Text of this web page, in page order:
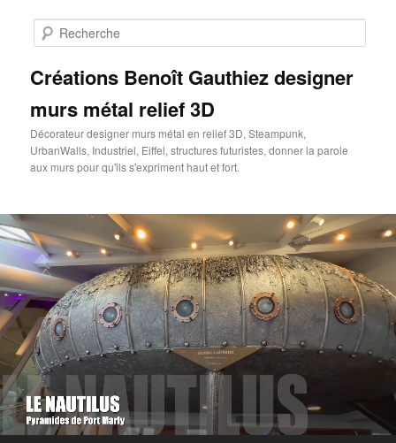
contenu
Créations Benoît Gauthiez designer
murs métal relief 3D
Décorateur designer murs métal en relief 3D, Steampunk,
UrbanWalls, Industriel, Eiffel, structures futuristes, donner la parole
aux murs pour qu'ils s'expriment haut et fort.